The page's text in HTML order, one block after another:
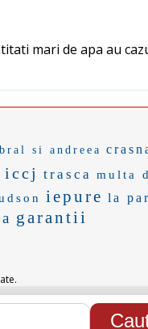
mari de apa au
si andreea
iccj trasca multa d
iepure la
garantii